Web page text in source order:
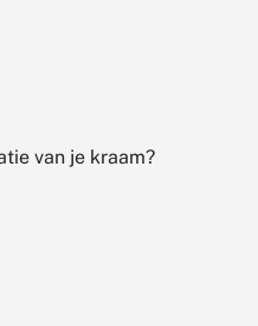
van je kraam?